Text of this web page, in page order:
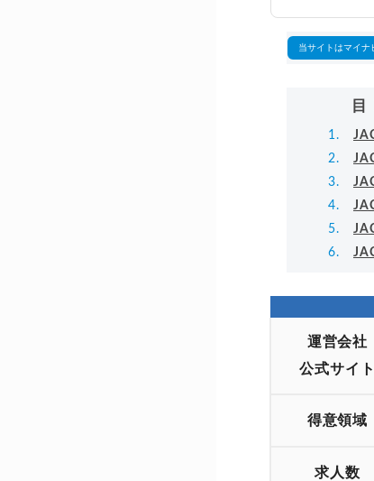
当サイトはマイナ
運営会社
公式サイト
得意領域
求人数